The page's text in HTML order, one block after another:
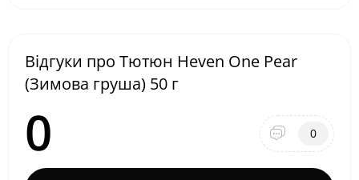
Відгуки про Тютюн Heven One Pear
(Зимова груша) 50 г
0 0